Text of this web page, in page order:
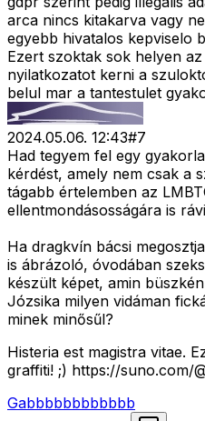
arca nincs kitakarva vagy
egyebb hivatalos kepviselo
Ezert szoktak sok helyen
nyilatkozatot kerni a
belul mar a tantestulet
2024.05.06. 12:43#7
Had tegyem fel egy
kérdést, amely nem csak a
tágabb értelemben az
ellentmondásosságára is
Ha dragkvín bácsi
is ábrázoló, óvodában
készült képet, amin
Józsika milyen vidáman
minek minősűl?
Histeria est magistra vitae.
graffiti! ;) https://suno.com/
Gabbbbbbbbbbbb